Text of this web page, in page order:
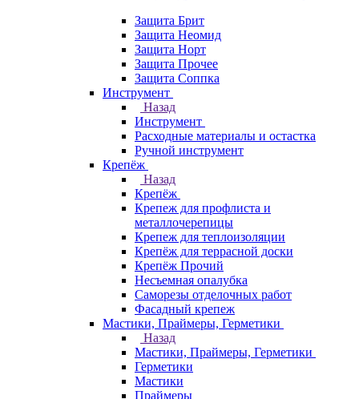
Защита Брит
Защита Неомид
Защита Норт
Защита Прочее
Защита Соппка
Инструмент
Назад
Инструмент
Расходные материалы и остастка
Ручной инструмент
Крепёж
Назад
Крепёж
Крепеж для профлиста и
металлочерепицы
Крепеж для теплоизоляции
Крепёж для террасной доски
Крепёж Прочий
Несъемная опалубка
Саморезы отделочных работ
Фасадный крепеж
Мастики, Праймеры, Герметики
Назад
Мастики, Праймеры, Герметики
Герметики
Мастики
Праймеры